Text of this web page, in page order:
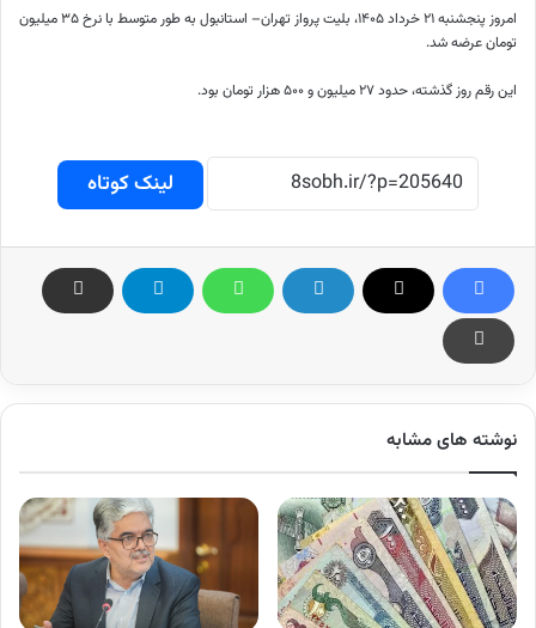
امروز پنجشنبه ۲۱ خرداد ۱۴۰۵، بلیت پرواز تهران– استانبول به طور متوسط با نرخ ۳۵ میلیون
تومان عرضه شد.
این رقم روز گذشته، حدود ۲۷ میلیون و ۵۰۰ هزار تومان بود.
لینک کوتاه
نوشته های مشابه